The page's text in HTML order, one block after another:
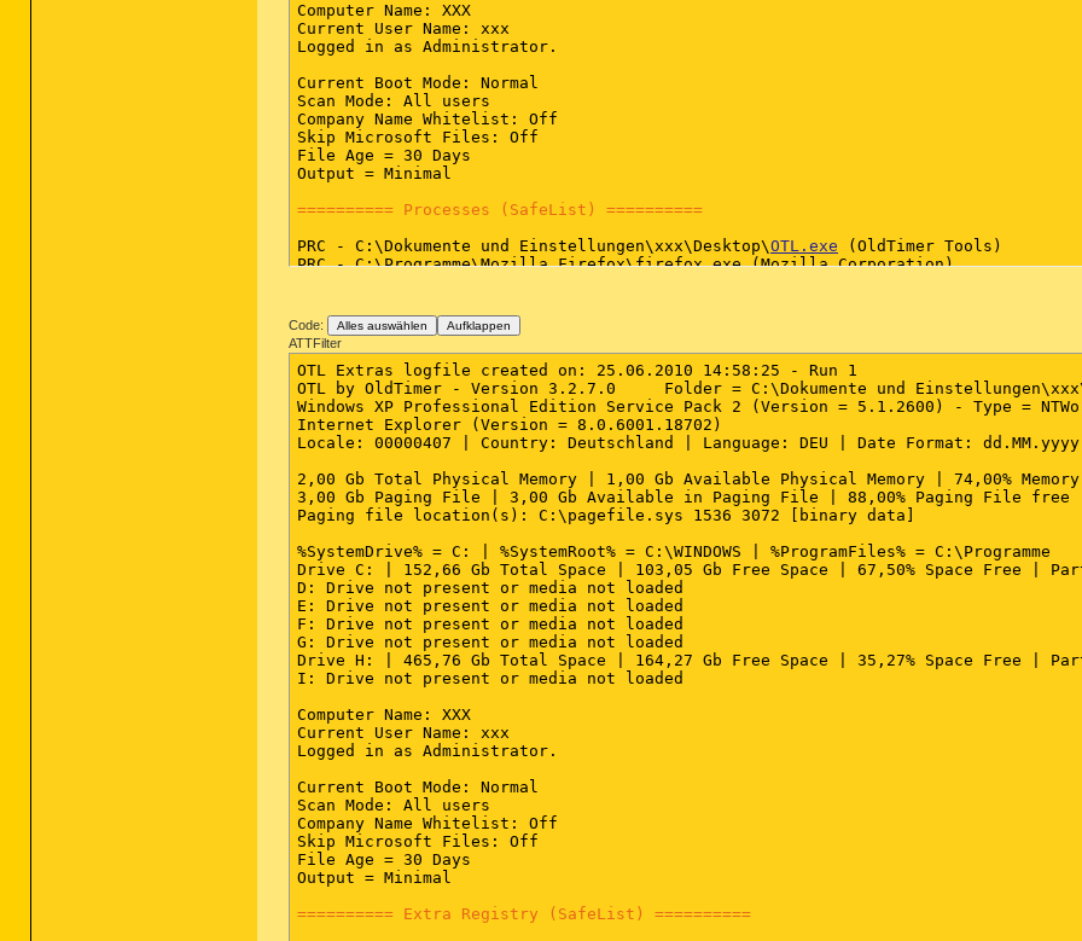
Computer Name: XXX
Current User Name: xxx
Logged in as Administrator.
Current Boot Mode: Normal
Scan Mode: All users
Company Name Whitelist: Off
Skip Microsoft Files: Off
File Age = 30 Days
Output = Minimal
========== Processes (SafeList) ==========
PRC - C:\Dokumente und Einstellungen\xxx\Desktop\OTL.exe (OldTimer Tools)
PRC - C:\Programme\Mozilla Firefox\firefox.exe (Mozilla Corporation)
PRC - C:\Programme\Gemeinsame Dateien\Apple\Mobile Device
PRC - C:\Programme\SweetIM\Messenger\SweetIM.exe (SweetIM Technologies Ltd.)
PRC - C:\Programme\Elaborate Bytes\VirtualCloneDrive\VCDDaemon.exe (Elaborate
PRC - C:\Programme\Gemeinsame Dateien\Nero\Nero BackItUp 4\NBService.exe (Nero AG)
PRC - C:\Programme\Java\jre1.6.0_07\bin\jusched.exe (Sun Microsystems, Inc.)
PRC - C:\Programme\Logitech\Gaming Software\LWEMon.exe (Logitech Inc.)
PRC - C:\Programme\Avira\AntiVir PersonalEdition Classic\sched.exe (Avira GmbH)
PRC - C:\Programme\Avira\AntiVir PersonalEdition Classic\avgnt.exe (Avira GmbH)
PRC - C:\Programme\Grisoft\AVG Anti-Spyware 7.5\avgas.exe (GRISOFT s.r.o.)
PRC - C:\Programme\Grisoft\AVG Anti-Spyware 7.5\guard.exe (GRISOFT s.r.o.)
PRC - C:\Programme\Google\GoogleToolbarNotifier\GoogleToolbarNotifier.exe
PRC - C:\WINDOWS\system32\DLA\DLACTRLW.EXE (Sonic Solutions)
PRC - C:\WINDOWS\explorer.exe (Microsoft Corporation)
========== Modules (SafeList) ==========
MOD - C:\Dokumente und Einstellungen\xxx\Desktop\ OTL.exe
(OldTimer Tools)
MOD - C:\Programme\SweetIM\Messenger\mgAdaptersProxy.dll (SweetIM Technologies
MOD - C:\Programme\SweetIM\Messenger\msvcr71.dll (Microsoft Corporation)
MOD - C:\WINDOWS\system32\msscript.ocx (Microsoft Corporation)
========== Win32 Services (SafeList) ==========
SRV - (msupdate) --  File not found
SRV - (ICQ Service) -- C:\Programme\ICQ6Toolbar\ICQ Service.exe ()
SRV - (Apple Mobile Device) -- C:\Programme\Gemeinsame Dateien\Apple\Mobile
SRV - (Nero BackItUp Scheduler 4.0) -- C:\Programme\Gemeinsame Dateien\Nero\Nero
SRV - (AVG Anti-Spyware Guard) -- C:\Programme\Grisoft\AVG Anti-Spyware
Code: Alles auswählen Aufklappen
ATTFilter
OTL Extras logfile created on: 25.06.2010 14:58:25 - Run 1
OTL by OldTimer - Version 3.2.7.0     Folder = C:\Dokumente und
Windows XP Professional Edition Service Pack 2 (Version = 5.1.2600) - Type =
Internet Explorer (Version = 8.0.6001.18702)
Locale: 00000407 | Country: Deutschland | Language: DEU | Date Format: dd.MM.yyyy
2,00 Gb Total Physical Memory | 1,00 Gb Available Physical Memory | 74,00%
3,00 Gb Paging File | 3,00 Gb Available in Paging File | 88,00% Paging File free
Paging file location(s): C:\pagefile.sys 1536 3072 [binary data]
%SystemDrive% = C: | %SystemRoot% = C:\WINDOWS | %ProgramFiles% = C:\Programme
Drive C: | 152,66 Gb Total Space | 103,05 Gb Free Space | 67,50% Space Free |
D: Drive not present or media not loaded
E: Drive not present or media not loaded
F: Drive not present or media not loaded
G: Drive not present or media not loaded
Drive H: | 465,76 Gb Total Space | 164,27 Gb Free Space | 35,27% Space Free |
I: Drive not present or media not loaded
Computer Name: XXX
Current User Name: xxx
Logged in as Administrator.
Current Boot Mode: Normal
Scan Mode: All users
Company Name Whitelist: Off
Skip Microsoft Files: Off
File Age = 30 Days
Output = Minimal
========== Extra Registry (SafeList) ==========